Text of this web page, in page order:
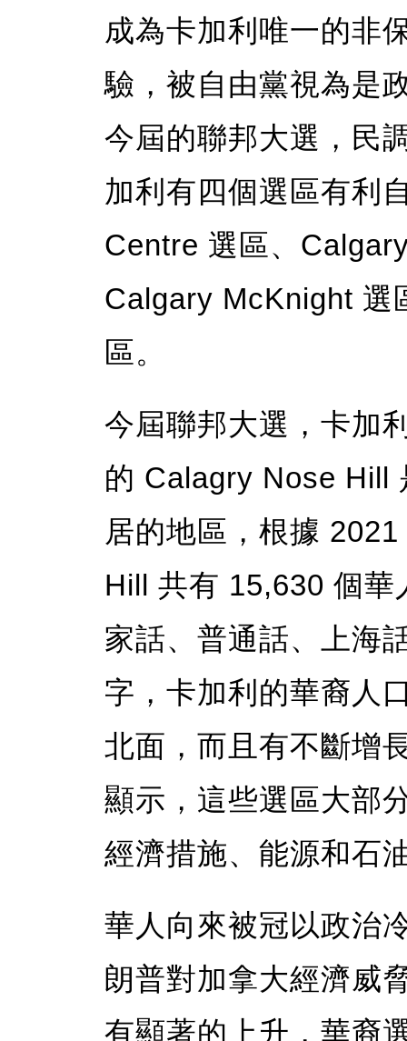
成為卡加利唯一的非
驗，被自由黨視為是
今屆的聯邦大選，民
加利有四個選區有利
Centre 選區、
Calgary McKnight 選
區。
今屆聯邦大選，卡加
的 Calagry Nose Hill
居的地區，根據
Hill 共有 15,630 個華
家話、普通話、上海
字，卡加利的華裔人
北面，而且有不斷增
顯示，這些選區大部
經濟措施、能源和石
華人向來被冠以政治
朗普對加拿大經濟威
有顯著的上升，華裔